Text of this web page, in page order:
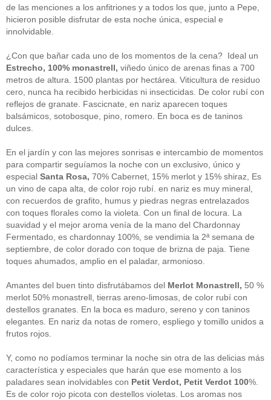
ferran adria(10)
formación(1)
Gastronomía
Guipuzcoa
(2)
(1)
Joan Roca(2)
libros (2)
Madrid(4)
mejores-productos (3)
México(1)
Murcia
quesos(3)
Restaurantes
rutas de tapas
(2)
Setas(1)
Sin categoría(348)
solidaridad(1)
tapas (2)
" ALT="RSS" /> SUSCRÍBETE
RSS - Entradas
ADMINISTRAR
Acceder
de las menciones a los anfitriones y a todos los que, junto a Pepe,
hicieron posible disfrutar de esta noche única, especial e
innolvidable.
¿Con que bañar cada uno de los momentos de la cena? Ideal un
Estrecho, 100% monastrell, viñedo único de arenas finas a 700
metros de altura. 1500 plantas por hectárea. Viticultura de residuo
cero, nunca ha recibido herbicidas ni insecticidas. De color rubí con
reflejos de granate. Fascicnate, en nariz aparecen toques
balsámicos, sotobosque, pino, romero. En boca es de taninos
dulces.
En el jardín y con las mejores sonrisas e intercambio de momentos
para compartir seguíamos la noche con un exclusivo, único y
especial Santa Rosa, 70% Cabernet, 15% merlot y 15% shiraz, Es
un vino de capa alta, de color rojo rubí. en nariz es muy mineral,
con recuerdos de grafito, humus y piedras negras entrelazados
con toques florales como la violeta. Con un final de locura. La
suavidad y el mejor aroma venía de la mano del Chardonnay
Fermentado, es chardonnay 100%, se vendimia la 2ª semana de
septiembre, de color dorado con toque de brizna de paja. Tiene
toques ahumados, amplio en el paladar, armonioso.
Amantes del buen tinto disfrutábamos del Merlot Monastrell, 50 %
merlot 50% monastrell, tierras areno-limosas, de color rubí con
destellos granates. En la boca es maduro, sereno y con taninos
elegantes. En nariz da notas de romero, espliego y tomillo unidos a
frutos rojos.
Y, como no podíamos terminar la noche sin otra de las delicias más
característica y especiales que harán que ese momento a los
paladares sean inolvidables con Petit Verdot, Petit Verdot 100%.
Es de color rojo picota con destellos violetas. Los aromas nos